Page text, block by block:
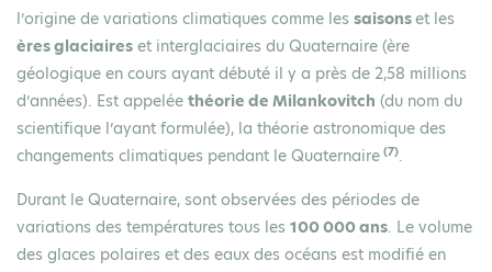
l’origine de variations climatiques comme les saisonset les
ères glaciaires et interglaciaires du Quaternaire (ère
géologique en cours ayant débuté il y a près de 2,58 millions
d’années). Est appelée théorie de Milankovitch (du nom du
scientifique l’ayant formulée), la théorie astronomique des
changements climatiques pendant le Quaternaire (7).
Durant le Quaternaire, sont observées des périodes de
variations des températures tous les 100 000 ans. Le volume
des glaces polaires et des eaux des océans est modifié en